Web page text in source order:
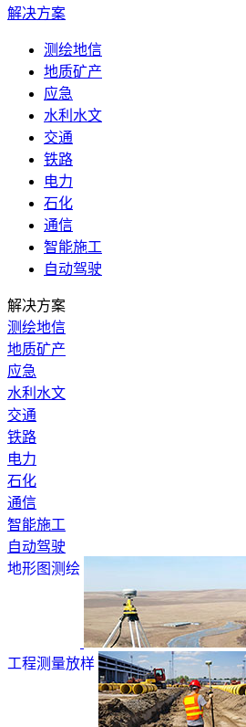
解决方案
测绘地信
地质矿产
应急
水利水文
交通
铁路
电力
石化
通信
智能施工
自动驾驶
解决方案
测绘地信
地质矿产
应急
水利水文
交通
铁路
电力
石化
通信
智能施工
自动驾驶
地形图测绘
工程测量放样